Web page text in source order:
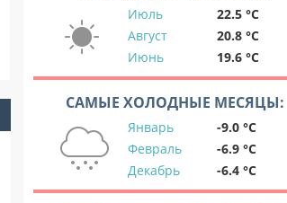
Июль
22.5 °C
Август
20.8 °C
Июнь
19.6 °C
САМЫЕ ХОЛОДНЫЕ МЕСЯЦЫ:
Январь
-9.0 °C
Февраль
-6.9 °C
Декабрь
-6.4 °C